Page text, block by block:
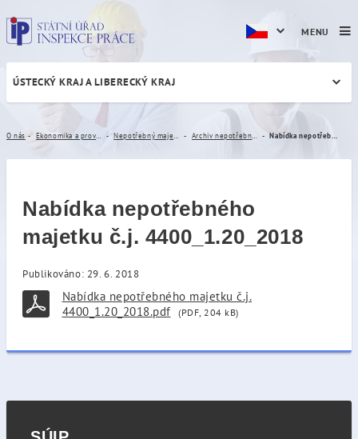
Nabídka nepotřebného
ÚSTECKÝ KRAJ A LIBERECKÝ KRAJ
O nás
Nabídka nepotřebného
majetku č.j. 4400_1.20_2018
Publikováno: 29. 6. 2018
Nabídka nepotřebného majetku č.j.
4400_1.20_2018.pdf
(PDF, 204 kB)
MENU